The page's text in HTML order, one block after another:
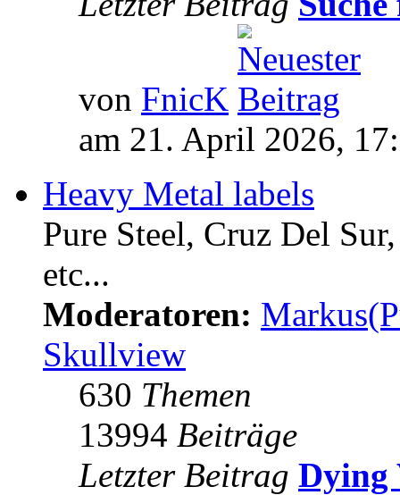
von FnicK
am 21. April 2026,
Heavy Metal labels
Pure Steel, Cruz Del
etc...
Moderatoren:
Skullview
630 Themen
13994 Beiträge
Letzter Beitrag Dying